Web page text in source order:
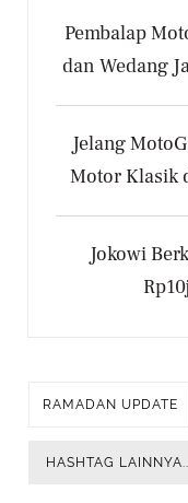
Pembalap
dan Wedang
Jelang
Motor Klasik
Jokowi
RAMADAN UPDATE
HASHTAG